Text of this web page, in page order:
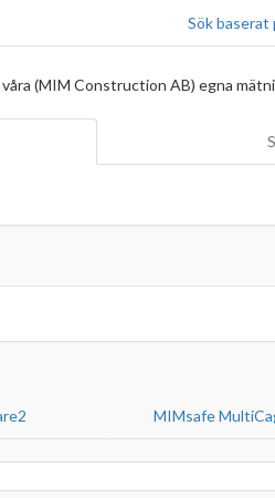
Sök baserat
(MIM Construction AB) egna
MIMsafe